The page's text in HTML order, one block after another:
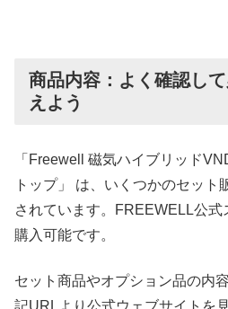
商品内容：よく確認し
えよう
「Freewell 磁気ハイブリッド
トップ」 は、いくつかのセット
されています。FREEWELL公
購入可能です。
セット商品やオプション品の内
記URLより公式ウェブサイトを